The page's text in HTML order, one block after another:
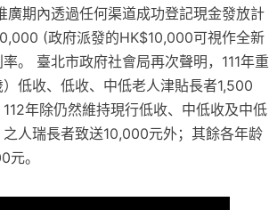
廣期內透過任何渠道成功登記現金發放計
(政府派發的HK$10,000可視作全新
。 臺北市政府社會局再次聲明，111年重
低收、低收、中低老人津貼長者1,500
年除仍然維持現行低收、中低收及中低
人瑞長者致送10,000元外；其餘各年龄
。